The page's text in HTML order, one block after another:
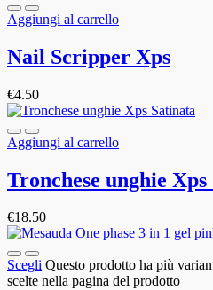
Aggiungi al carrello
Nail Scripper Xps
€4.50
Aggiungi al carrello
Tronchese unghie
€18.50
Scegli Questo prodotto ha più
scelte nella pagina del prodotto